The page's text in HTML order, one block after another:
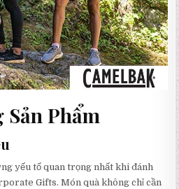
Sản Phẩm
yếu tố quan trọng nhất khi đánh
Gifts. Món quà không chỉ cần